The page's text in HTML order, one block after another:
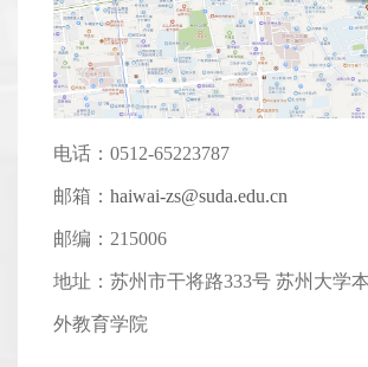
电话：0512-65223787
邮箱： haiwai-zs@suda.edu.cn
邮编：215006
地址：苏州市干将路333号 苏州大学
外教育学院